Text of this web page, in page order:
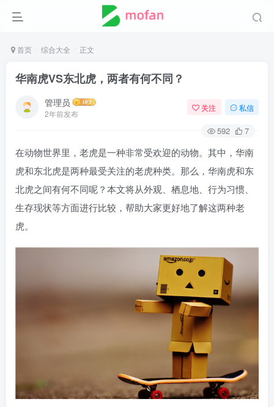
首页 综合大全 正文
华南虎VS东北虎，两者有何不同？
管理员
2年前发布
关注 私信
592 7
在动物世界里，老虎是一种非常受欢迎的动物。其中，华南
虎和东北虎是两种最受关注的老虎种类。那么，华南虎和东
北虎之间有何不同呢？本文将从外观、栖息地、行为习惯、
生存现状等方面进行比较，帮助大家更好地了解这两种老
虎。